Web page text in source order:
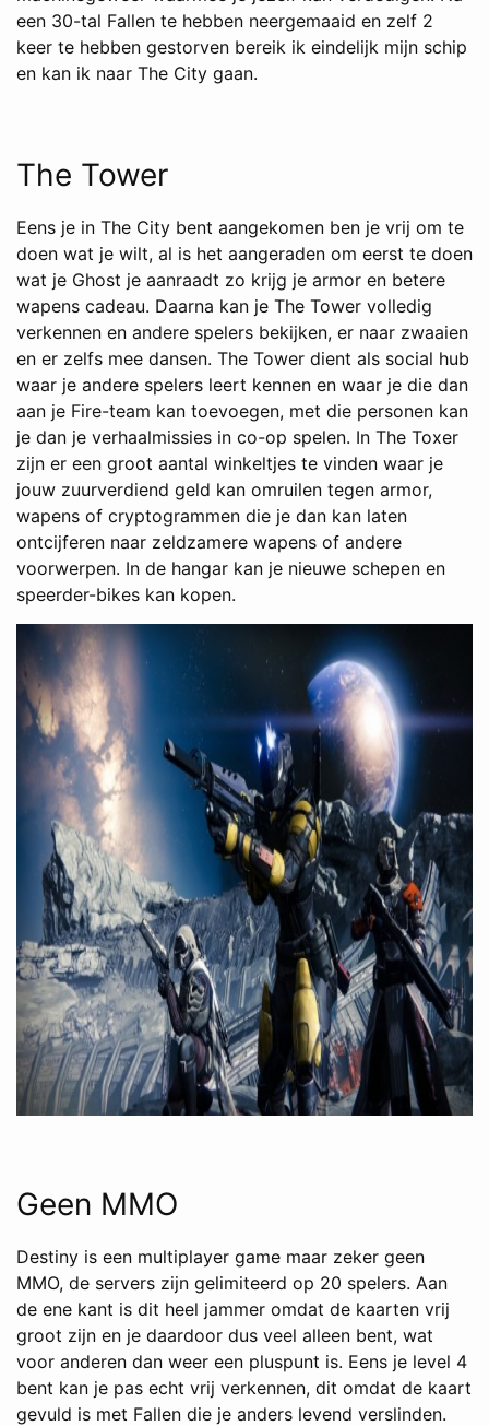
een 30-tal Fallen te hebben neergemaaid en zelf 2
keer te hebben gestorven bereik ik eindelijk mijn schip
en kan ik naar The City gaan.
The Tower
Eens je in The City bent aangekomen ben je vrij om te
doen wat je wilt, al is het aangeraden om eerst te doen
wat je Ghost je aanraadt zo krijg je armor en betere
wapens cadeau. Daarna kan je The Tower volledig
verkennen en andere spelers bekijken, er naar zwaaien
en er zelfs mee dansen. The Tower dient als social hub
waar je andere spelers leert kennen en waar je die dan
aan je Fire-team kan toevoegen, met die personen kan
je dan je verhaalmissies in co-op spelen. In The Toxer
zijn er een groot aantal winkeltjes te vinden waar je
jouw zuurverdiend geld kan omruilen tegen armor,
wapens of cryptogrammen die je dan kan laten
ontcijferen naar zeldzamere wapens of andere
voorwerpen. In de hangar kan je nieuwe schepen en
speerder-bikes kan kopen.
Geen MMO
Destiny is een multiplayer game maar zeker geen
MMO, de servers zijn gelimiteerd op 20 spelers. Aan
de ene kant is dit heel jammer omdat de kaarten vrij
groot zijn en je daardoor dus veel alleen bent, wat
voor anderen dan weer een pluspunt is. Eens je level 4
bent kan je pas echt vrij verkennen, dit omdat de kaart
gevuld is met Fallen die je anders levend verslinden.